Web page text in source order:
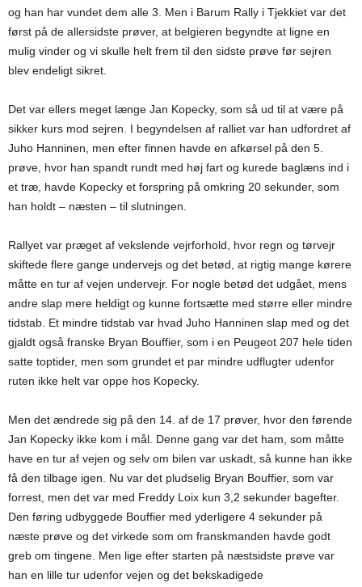
og han har vundet dem alle 3. Men i Barum Rally i Tjekkiet var det
først på de allersidste prøver, at belgieren begyndte at ligne en
mulig vinder og vi skulle helt frem til den sidste prøve før sejren
blev endeligt sikret.
Det var ellers meget længe Jan Kopecky, som så ud til at være på
sikker kurs mod sejren. I begyndelsen af ralliet var han udfordret af
Juho Hanninen, men efter finnen havde en afkørsel på den 5.
prøve, hvor han spandt rundt med høj fart og kurede baglæns ind i
et træ, havde Kopecky et forspring på omkring 20 sekunder, som
han holdt – næsten – til slutningen.
Rallyet var præget af vekslende vejrforhold, hvor regn og tørvejr
skiftede flere gange undervejs og det betød, at rigtig mange kørere
måtte en tur af vejen undervejr. For nogle betød det udgået, mens
andre slap mere heldigt og kunne fortsætte med større eller mindre
tidstab. Et mindre tidstab var hvad Juho Hanninen slap med og det
gjaldt også franske Bryan Bouffier, som i en Peugeot 207 hele tiden
satte toptider, men som grundet et par mindre udflugter udenfor
ruten ikke helt var oppe hos Kopecky.
Men det ændrede sig på den 14. af de 17 prøver, hvor den førende
Jan Kopecky ikke kom i mål. Denne gang var det ham, som måtte
have en tur af vejen og selv om bilen var uskadt, så kunne han ikke
få den tilbage igen. Nu var det pludselig Bryan Bouffier, som var
forrest, men det var med Freddy Loix kun 3,2 sekunder bagefter.
Den føring udbyggede Bouffier med yderligere 4 sekunder på
næste prøve og det virkede som om franskmanden havde godt
greb om tingene. Men lige efter starten på næstsidste prøve var
han en lille tur udenfor vejen og det bekskadigede